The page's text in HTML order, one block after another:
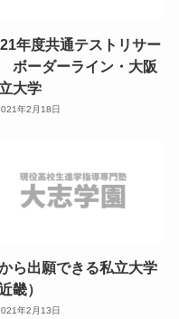
年度共通テストリサー
ボーダーライン・大阪
大学
年2月18日
ら出願できる私立大学
畿）
年2月13日